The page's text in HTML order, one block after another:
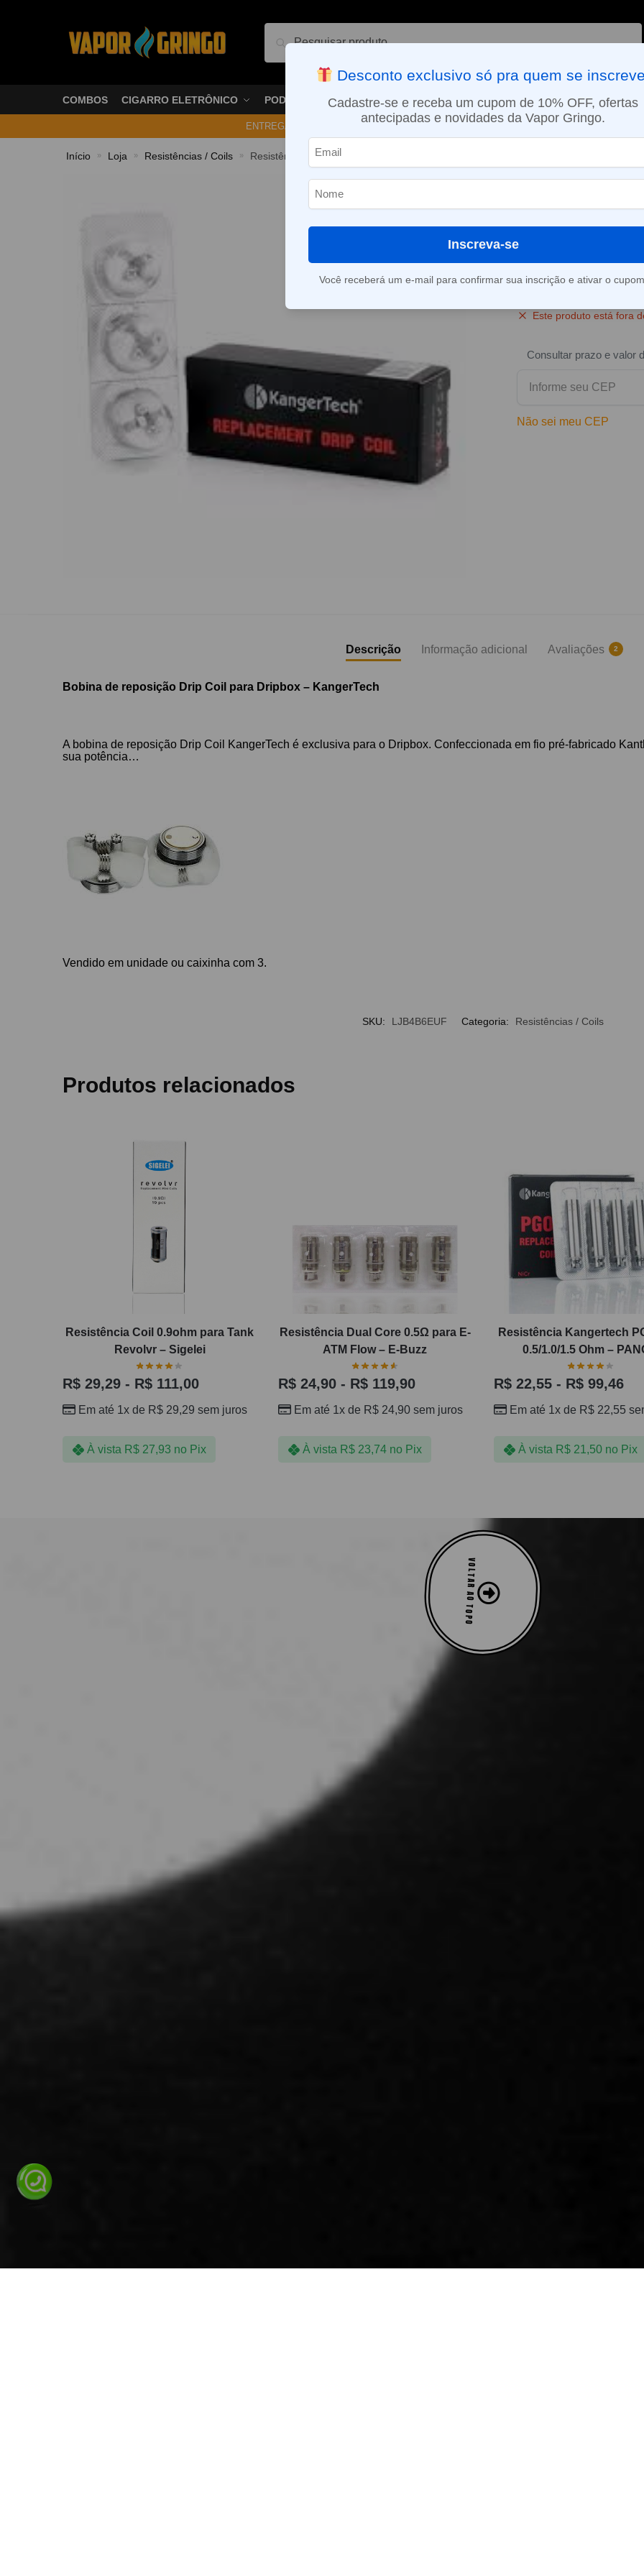
Pesquisar
COMBOS CIGARRO ELETRÔNICO PODS VAPORIZADOR DE ERVAS E-LIQUÍDOS NICOTINA ORAL
ENTREGA NO MESMO DIA EM SÃO PAULO (SEG A SEX): PEDIDOS APROVADOS ATÉ
Início » Loja » Resistências / Coils » Resistência (Bobina) Drip Coil para Dripbox – KangerTech
Resistência
Coil para
KangerTech
Este produto está fora
Consultar prazo e valor
Não sei meu CEP
Descrição Informação adicional Avaliações 2
Bobina de reposição Drip Coil para Dripbox – KangerTech
A bobina de reposição Drip Coil KangerTech é exclusiva para o Dripbox. Confeccionada em fio pré-fabricado
sua potência…
Vendido em unidade ou caixinha com 3.
SKU: LJB4B6EUF Categoria: Resistências / Coils
Produtos relacionados
Resistência Coil 0.9ohm para Tank
Revolvr – Sigelei
R$ 29,29 - R$ 111,00
Em até 1x de R$ 29,29 sem juros
À vista R$27,93 no Pix
Resistência Dual Core 0.5Ω para E-
ATM Flow – E-Buzz
R$ 24,90 - R$ 119,90
Em até 1x de R$ 24,90 sem juros
À vista R$23,74 no Pix
Resistência Kangertech
0.5/1.0/1.5 Ohm –
R$22,55 - R$99,46
Em até 1x de R$22,55
À vista R$21,50 no Pix
VOLTAR AO TOPO
Desconto exclusivo só pra quem se
Cadastre-se e receba um cupom de 10% OFF, ofertas
antecipadas e novidades da Vapor Gringo.
Inscreva-se
Você receberá um e-mail para confirmar sua inscrição e ativar o